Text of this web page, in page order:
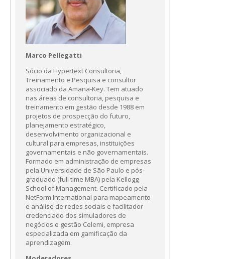
Marco Pellegatti
Sócio da Hypertext Consultoria,
Treinamento e Pesquisa e consultor
associado da Amana-Key. Tem atuado
nas áreas de consultoria, pesquisa e
treinamento em gestão desde 1988 em
projetos de prospecção do futuro,
planejamento estratégico,
desenvolvimento organizacional e
cultural para empresas, instituições
governamentais e não governamentais.
Formado em administração de empresas
pela Universidade de São Paulo e pós-
graduado (full time MBA) pela Kellogg
School of Management. Certificado pela
NetForm International para mapeamento
e análise de redes sociais e facilitador
credenciado dos simuladores de
negócios e gestão Celemi, empresa
especializada em gamificação da
aprendizagem.